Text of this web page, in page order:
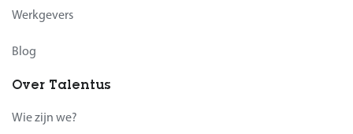
Werkgevers
Blog
Over Talentus
Wie zijn we?